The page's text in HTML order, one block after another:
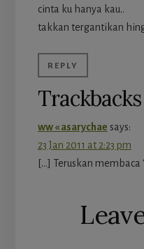
cinta ku hanya kau..
takkan tergantikan
REPLY
Trackbacks
ww « asarychae says:
23 Jan 2011 at 2:23 pm
[…] Teruskan membaca